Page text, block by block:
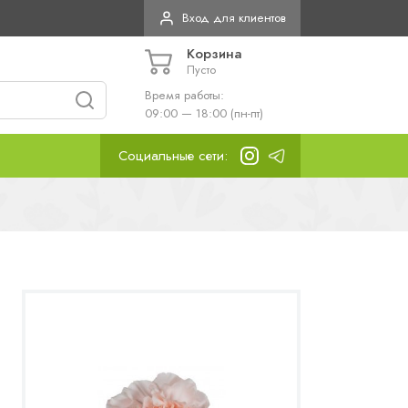
Вход для клиентов
Корзина
Пусто
Время работы:
09:00 — 18:00 (пн-пт)
Социальные сети: